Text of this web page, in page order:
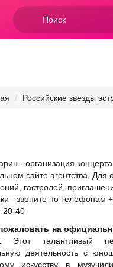
Форма
поиска
Российские звезды
- организация
сайте агентства. Для
гастролей,
- звоните по телефонам
20-40
на
Этот талантливый
деятельность с
искусству в